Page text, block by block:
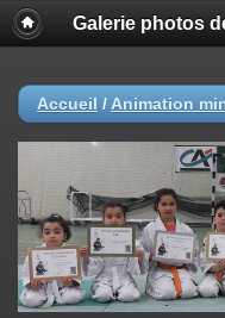
Galerie photos
Accueil / Animation